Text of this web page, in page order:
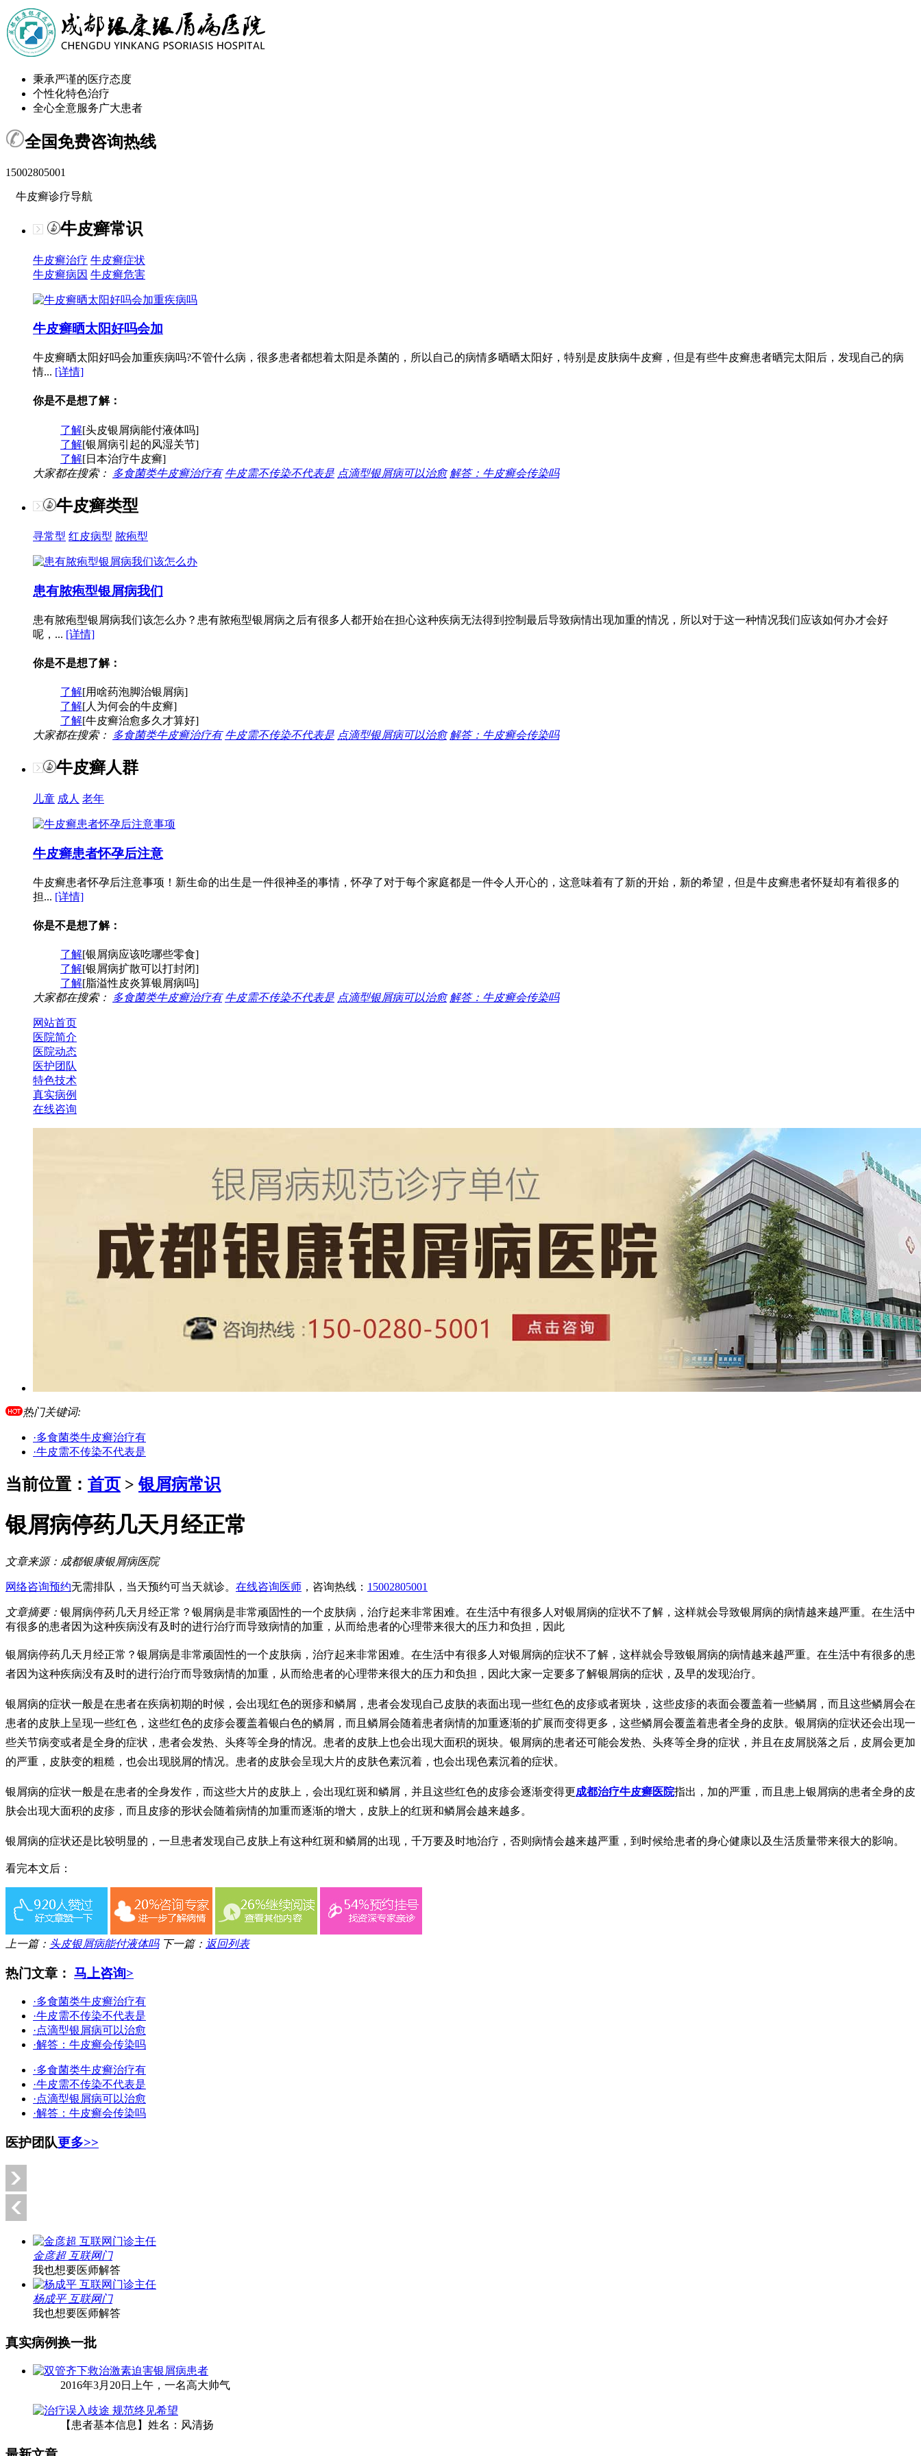
秉承严谨的医疗态度
个性化特色治疗
全心全意服务广大患者
全国免费咨询热线
15002805001
牛皮癣诊疗导航
牛皮癣常识
牛皮癣治疗 牛皮癣症状
牛皮癣病因 牛皮癣危害
牛皮癣晒太阳好吗会加
牛皮癣晒太阳好吗会加重疾病吗?不管什么病，很多患者都想着太阳是杀菌的，所以自己的病情多晒晒太阳好，特别是皮肤病牛皮癣，但是有些牛皮癣患者晒完太阳后，发现自己的病
情... [详情]
你是不是想了解：
了解[头皮银屑病能付液体吗]
了解[银屑病引起的风湿关节]
了解[日本治疗牛皮癣]
大家都在搜索：
多食菌类牛皮癣治疗有 牛皮需不传染不代表是 点滴型银屑病可以治愈 解答：牛皮癣会传染吗
牛皮癣类型
寻常型 红皮病型 脓疱型
患有脓疱型银屑病我们
患有脓疱型银屑病我们该怎么办？患有脓疱型银屑病之后有很多人都开始在担心这种疾病无法得到控制最后导致病情出现加重的情况，所以对于这一种情况我们应该如何办才会好
呢，... [详情]
你是不是想了解：
了解[用啥药泡脚治银屑病]
了解[人为何会的牛皮癣]
了解[牛皮癣治愈多久才算好]
大家都在搜索：
多食菌类牛皮癣治疗有 牛皮需不传染不代表是 点滴型银屑病可以治愈 解答：牛皮癣会传染吗
牛皮癣人群
儿童 成人 老年
牛皮癣患者怀孕后注意
牛皮癣患者怀孕后注意事项！新生命的出生是一件很神圣的事情，怀孕了对于每个家庭都是一件令人开心的，这意味着有了新的开始，新的希望，但是牛皮癣患者怀疑却有着很多的
担... [详情]
你是不是想了解：
了解[银屑病应该吃哪些零食]
了解[银屑病扩散可以打封闭]
了解[脂溢性皮炎算银屑病吗]
大家都在搜索：
多食菌类牛皮癣治疗有 牛皮需不传染不代表是 点滴型银屑病可以治愈 解答：牛皮癣会传染吗
网站首页
医院简介
医院动态
医护团队
特色技术
真实病例
在线咨询
热门关键词:
·多食菌类牛皮癣治疗有
·牛皮需不传染不代表是
当前位置： 首页 >银屑病常识
银屑病停药几天月经正常
文章来源： 成都银康银屑病医院
网络咨询预约无需排队，当天预约可当天就诊。 在线咨询医师 ，咨询热线： 15002805001
文章摘要： 银屑病停药几天月经正常？银屑病是非常顽固性的一个皮肤病，治疗起来非常困难。在生活中有很多人对银屑病的症状不了解，这样就会导致银屑病的病情越来越严重。在生活中
有很多的患者因为这种疾病没有及时的进行治疗而导致病情的加重，从而给患者的心理带来很大的压力和负担，因此
银屑病停药几天月经正常？银屑病是非常顽固性的一个皮肤病，治疗起来非常困难。在生活中有很多人对银屑病的症状不了解，这样就会导致银屑病的病情越来越严重。在生活中有很多的患
者因为这种疾病没有及时的进行治疗而导致病情的加重，从而给患者的心理带来很大的压力和负担，因此大家一定要多了解银屑病的症状，及早的发现治疗。
银屑病的症状一般是在患者在疾病初期的时候，会出现红色的斑疹和鳞屑，患者会发现自己皮肤的表面出现一些红色的皮疹或者斑块，这些皮疹的表面会覆盖着一些鳞屑，而且这些鳞屑会在
患者的皮肤上呈现一些红色，这些红色的皮疹会覆盖着银白色的鳞屑，而且鳞屑会随着患者病情的加重逐渐的扩展而变得更多，这些鳞屑会覆盖着患者全身的皮肤。银屑病的症状还会出现一
些关节病变或者是全身的症状，患者会发热、头疼等全身的情况。患者的皮肤上也会出现大面积的斑块。银屑病的患者还可能会发热、头疼等全身的症状，并且在皮屑脱落之后，皮屑会更加
的严重，皮肤变的粗糙，也会出现脱屑的情况。患者的皮肤会呈现大片的皮肤色素沉着，也会出现色素沉着的症状。
银屑病的症状一般是在患者的全身发作，而这些大片的皮肤上，会出现红斑和鳞屑，并且这些红色的皮疹会逐渐变得更成都治疗牛皮癣医院指出，加的严重，而且患上银屑病的患者全身的皮
肤会出现大面积的皮疹，而且皮疹的形状会随着病情的加重而逐渐的增大，皮肤上的红斑和鳞屑会越来越多。
银屑病的症状还是比较明显的，一旦患者发现自己皮肤上有这种红斑和鳞屑的出现，千万要及时地治疗，否则病情会越来越严重，到时候给患者的身心健康以及生活质量带来很大的影响。
看完本文后：
上一篇： 头皮银屑病能付液体吗 下一篇： 返回列表
热门文章： 马上咨询>
·多食菌类牛皮癣治疗有
·牛皮需不传染不代表是
·点滴型银屑病可以治愈
·解答：牛皮癣会传染吗
·多食菌类牛皮癣治疗有
·牛皮需不传染不代表是
·点滴型银屑病可以治愈
·解答：牛皮癣会传染吗
医护团队更多>>
金彦超 互联网门
我也想要医师解答
杨成平 互联网门
我也想要医师解答
真实病例换一批
2016年3月20日上午，一名高大帅气
【患者基本信息】姓名：风清扬